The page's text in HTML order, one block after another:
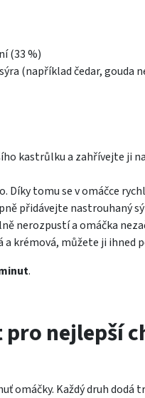
(33 %)
(například čedar, gouda
kastrůlku a zahřívejte ji
Díky tomu se v omáčce
přidávejte nastrouhaný
nerozpustí a omáčka
a krémová, můžete ji ihned
.
nejlepší
omáčky. Každý druh dodá